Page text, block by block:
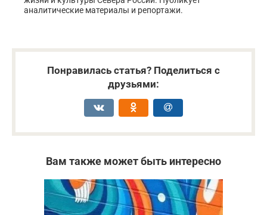
аналитические материалы и репортажи.
Понравилась статья? Поделиться с
друзьями:
Вам также может быть интересно